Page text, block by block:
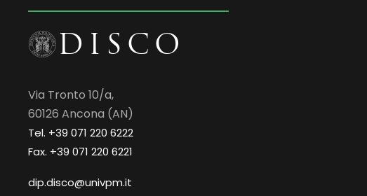
Via Tronto 10/a,
60126 Ancona (AN)
Tel. +39 071 220 6222
Fax. +39 071 220 6221
dip.disco@univpm.it